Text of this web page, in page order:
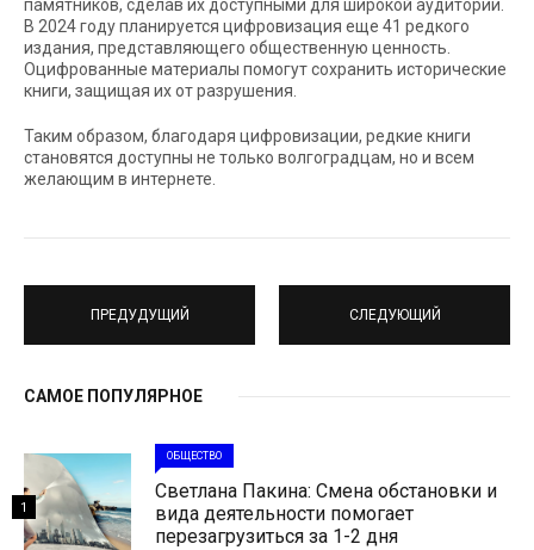
памятников, сделав их доступными для широкой аудитории.
В 2024 году планируется цифровизация еще 41 редкого
издания, представляющего общественную ценность.
Оцифрованные материалы помогут сохранить исторические
книги, защищая их от разрушения.
Таким образом, благодаря цифровизации, редкие книги
становятся доступны не только волгоградцам, но и всем
желающим в интернете.
ПРЕДУДУЩИЙ СЛЕДУЮЩИЙ
САМОЕ ПОПУЛЯРНОЕ
ОБЩЕСТВО
Светлана Пакина: Смена обстановки и
вида деятельности помогает
перезагрузиться за 1-2 дня
1